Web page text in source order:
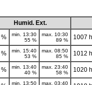
Humid. Ext.
%
min. 13:30
55 %
max. 10:30
89 %
1007
%
min. 15:40
53 %
max. 08:50
85 %
1012
%
min. 13:40
40 %
max. 23:40
58 %
1020
min. 13:50
max. 03:40